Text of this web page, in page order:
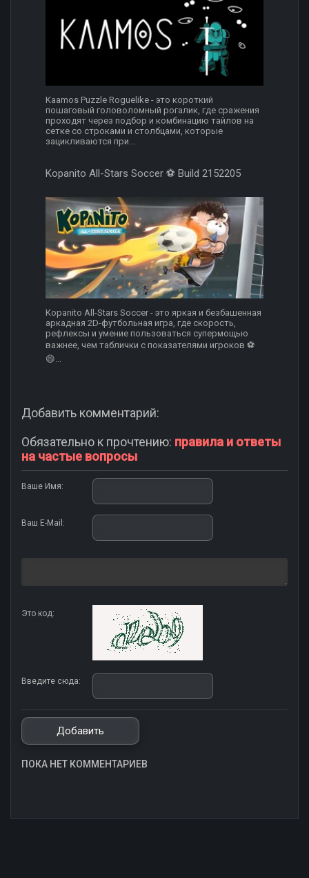
Kaamos Puzzle Roguelike - это короткий
пошаговый головоломный рогалик, где сражения
проходят через подбор и комбинацию тайлов на
сетке со строками и столбцами, которые
зацикливаются при...
Kopanito All-Stars Soccer ⚽️ Build 2152205
Kopanito All-Stars Soccer - это яркая и безбашенная
аркадная 2D-футбольная игра, где скорость,
рефлексы и умение пользоваться супермощью
важнее, чем таблички с показателями игроков ⚽️
😄...
Добавить комментарий:
Обязательно к прочтению: правила и ответы
на частые вопросы
Ваше Имя:
Ваш E-Mail:
Это код:
Введите сюда:
ПОКА НЕТ КОММЕНТАРИЕВ